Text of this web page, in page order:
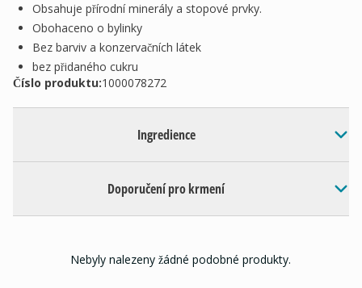
Obsahuje přírodní minerály a stopové prvky.
Obohaceno o bylinky
Bez barviv a konzervačních látek
bez přidaného cukru
Číslo produktu:1000078272
Ingredience
Doporučení pro krmení
Nebyly nalezeny žádné podobné produkty.